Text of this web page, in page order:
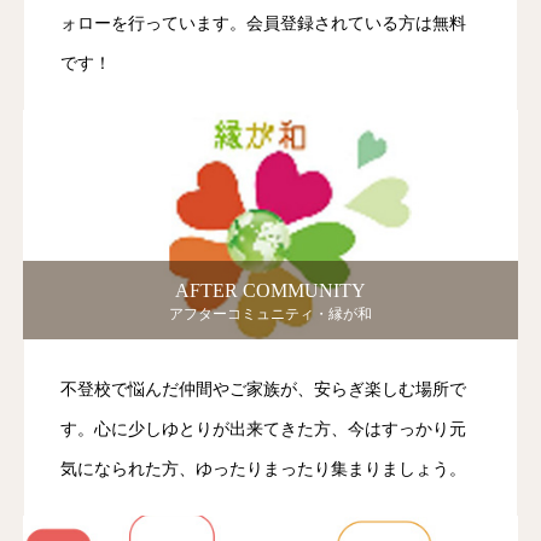
ォローを行っています。会員登録されている方は無料
です！
AFTER COMMUNITY
アフターコミュニティ・縁が和
不登校で悩んだ仲間やご家族が、安らぎ楽しむ場所で
す。心に少しゆとりが出来てきた方、今はすっかり元
気になられた方、ゆったりまったり集まりましょう。